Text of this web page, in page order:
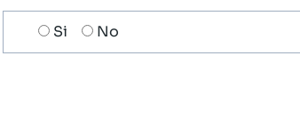
Scelta
invio
Si No